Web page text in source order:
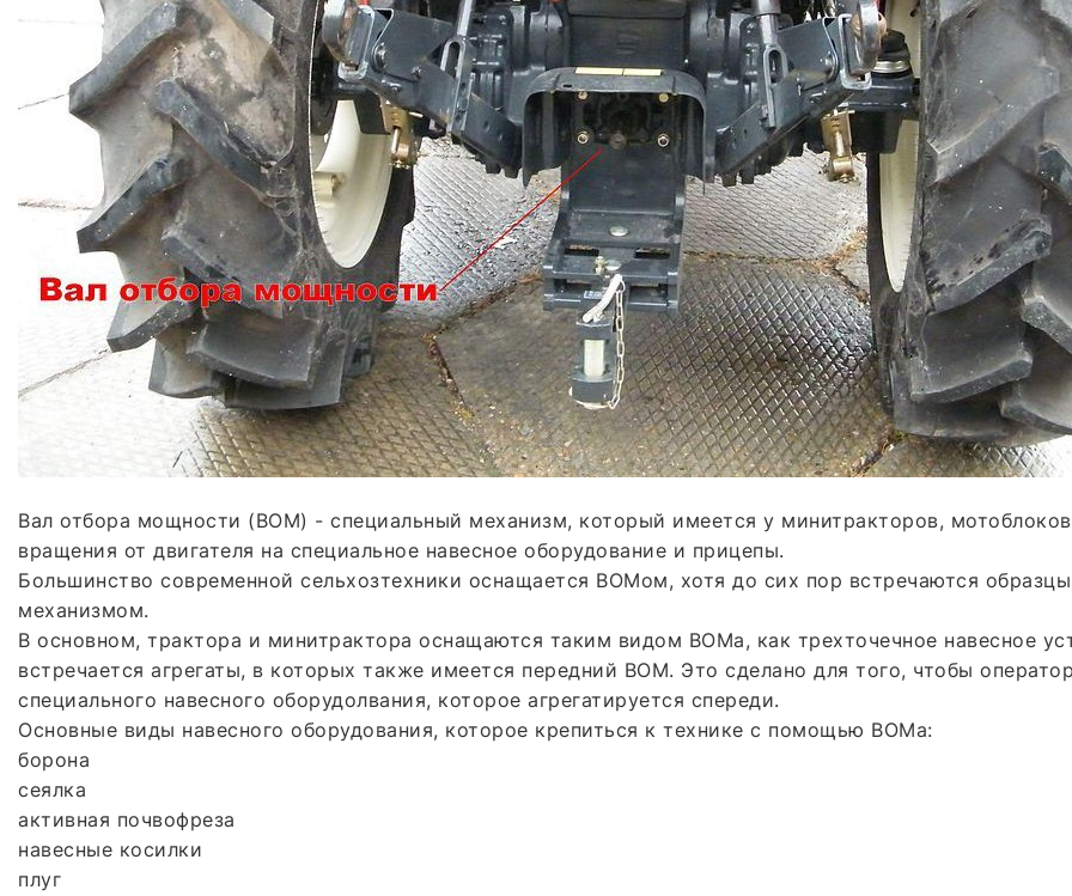
Вал отбора мощности (ВОМ) - специальный механизм, который имеется у минитракторов,
вращения от двигателя на специальное навесное оборудование и прицепы.
Большинство современной сельхозтехники оснащается ВОМом, хотя до сих пор встречаются
механизмом.
В основном, трактора и минитрактора оснащаются таким видом ВОМа, как трехточечное навесное
встречается агрегаты, в которых также имеется передний ВОМ. Это сделано для того, чтобы
специального навесного оборудолвания, которое агрегатируется спереди.
Основные виды навесного оборудования, которое крепиться к технике с помощью ВОМа:
борона
сеялка
активная почвофреза
навесные косилки
плуг